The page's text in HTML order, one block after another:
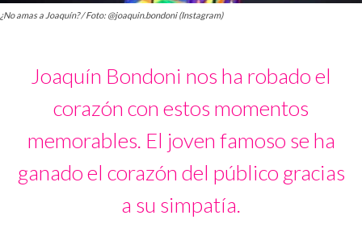
¿No amas a Joaquín? / Foto: @joaquin.bondoni (Instagram)
Joaquín Bondoni nos ha robado el
corazón con estos momentos
memorables. El joven famoso se ha
ganado el corazón del público gracias
a su simpatía.